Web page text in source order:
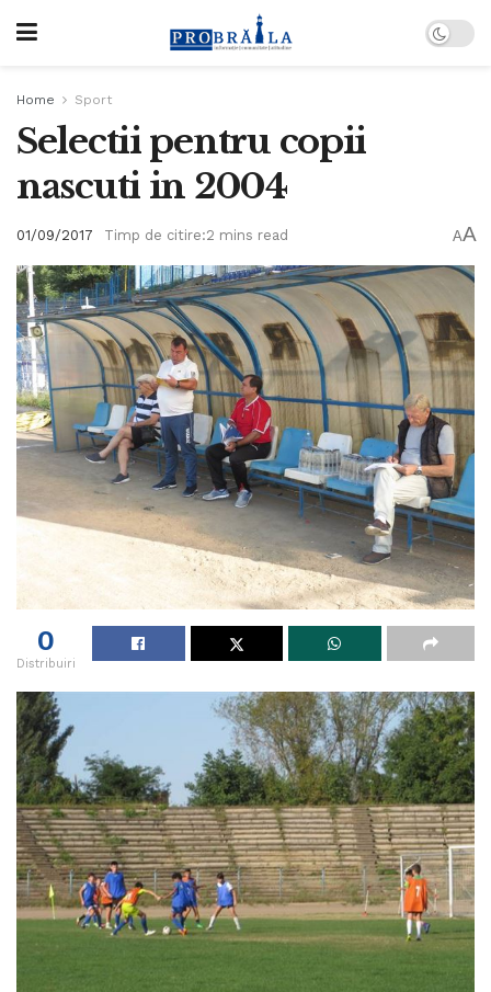
Home Sport
Selectii pentru copii
nascuti in 2004
01/09/2017 Timp de citire:2 mins read AA
0
Distribuiri